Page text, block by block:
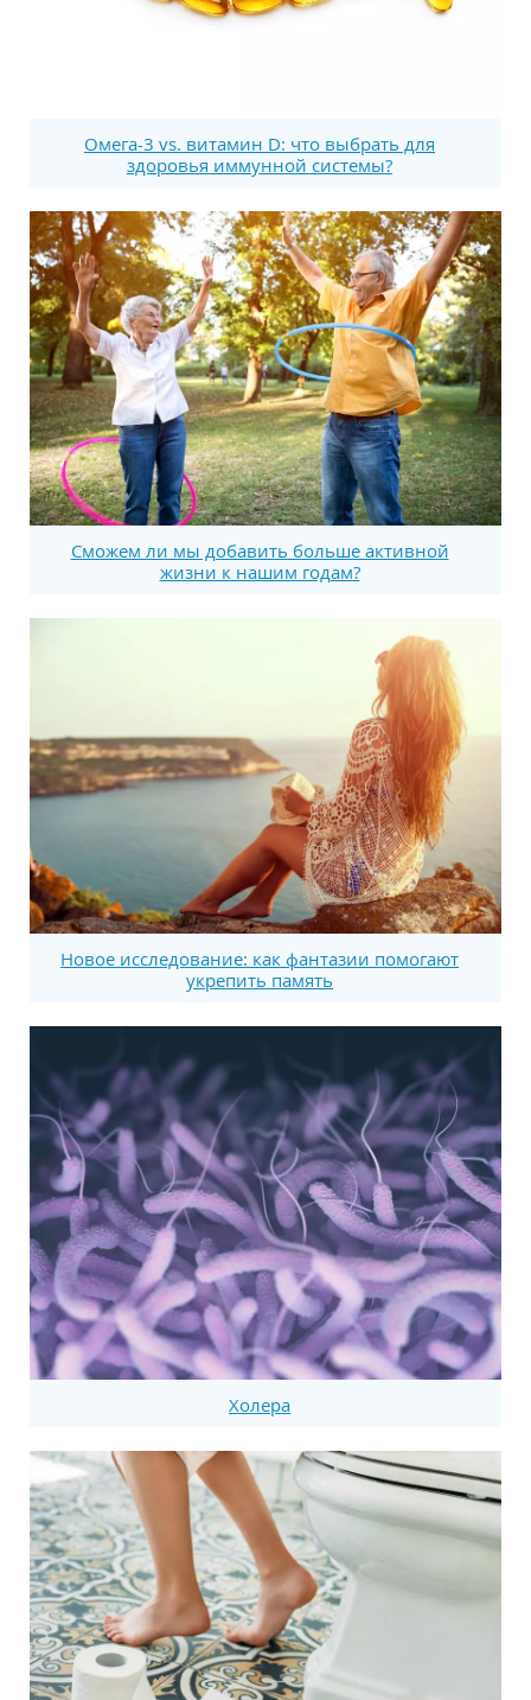
Омега-3 vs. витамин D: что выбрать для
здоровья иммунной системы?
Сможем ли мы добавить больше активной
жизни к нашим годам?
Новое исследование: как фантазии помогают
укрепить память
Холера